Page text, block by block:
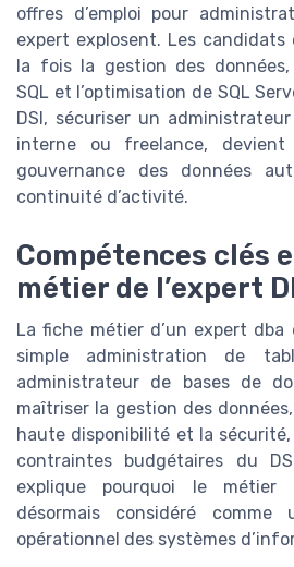
offres d’emploi pour
expert explosent. Les candidats
la fois la gestion des données,
SQL et l’optimisation de SQL
DSI, sécuriser un
interne ou freelance,
gouvernance des données
continuité d’activité.
Compétences clés
métier de l’expert
La fiche métier d’un expert dba
simple administration de
administrateur de bases de
maîtriser la gestion des
haute disponibilité et la
contraintes budgétaires du
explique pourquoi le
désormais considéré comme
opérationnel des systèmes